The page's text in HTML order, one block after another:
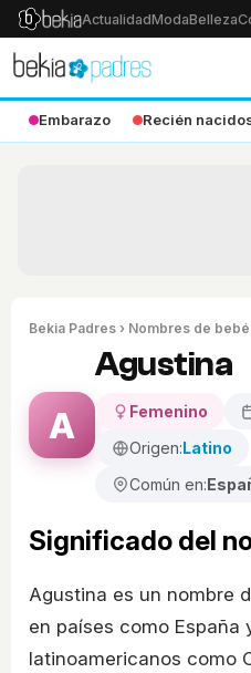
ActualidadModaBelleza
Embarazo Recién
Bekia Padres › Nombres de bebé
A
Agustina
Femenino
Origen:Latino
Común en:
Significado del
Agustina es un nombre
en países como España
latinoamericanos como